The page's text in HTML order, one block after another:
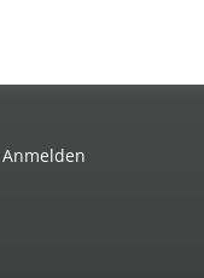
Anmelden